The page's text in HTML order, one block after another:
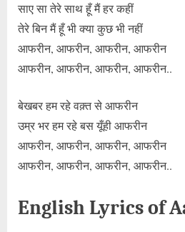
साए सा तेरे साथ हूँ मैं हर कहीं
तेरे बिन मैं हूँ भी क्या कुछ भी नहीं
आफरीन, आफरीन, आफरीन, आफरीन
आफरीन, आफरीन, आफरीन, आफरीन..
बेखबर हम रहे वक़्त से आफरीन
उम्र भर हम रहे बस यूँही आफरीन
आफरीन, आफरीन, आफरीन, आफरीन
आफरीन, आफरीन, आफरीन, आफरीन..
English Lyrics of